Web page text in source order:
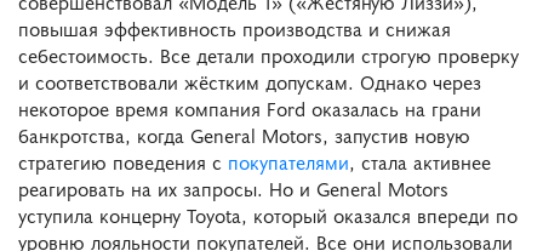
повышая эффективность производства и снижая
себестоимость. Все детали проходили строгую проверку
и соответствовали жёстким допускам. Однако через
некоторое время компания Ford оказалась на грани
банкротства, когда General Motors, запустив новую
стратегию поведения с покупателями, стала активнее
реагировать на их запросы. Но и General Motors
уступила концерну Toyota, который оказался впереди по
уровню лояльности покупателей. Все они использовали